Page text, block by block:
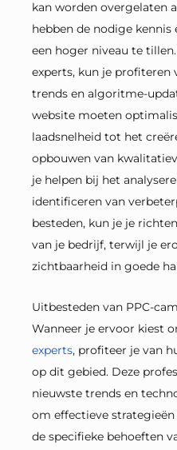
kan worden overgelaten
hebben de nodige
een hoger niveau te
experts, kun je profiteren
trends en algoritme-
website moeten
laadsnelheid tot het
opbouwen van
je helpen bij het
identificeren van
besteden, kun je je
van je bedrijf, terwijl je
zichtbaarheid in goede
Uitbesteden van PPC-
Wanneer je ervoor kiest
experts, profiteer je van
op dit gebied. Deze
nieuwste trends en
om effectieve
de specifieke behoeften